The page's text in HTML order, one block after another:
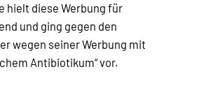
hielt diese Werbung für
und ging gegen den
wegen seiner Werbung mit
Antibiotikum“ vor.